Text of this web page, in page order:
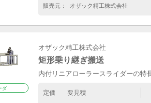
販売元： オザック精工株式会社
ダ
オザック精工株式会社
矩形乗り継ぎ搬送
内付リニアローラースライダーの特
定価 要見積